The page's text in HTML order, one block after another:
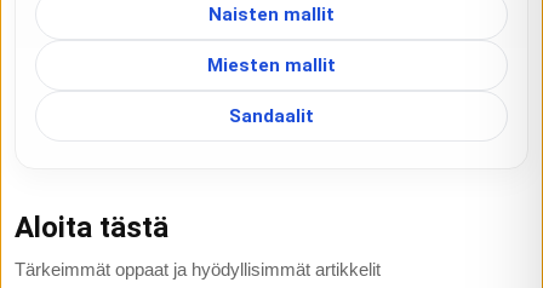
Naisten mallit
Miesten mallit
Sandaalit
Aloita tästä
Tärkeimmät oppaat ja hyödyllisimmät artikkelit